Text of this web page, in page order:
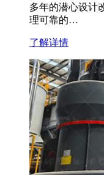
多年的潜心设计
理可靠的…
了解详情